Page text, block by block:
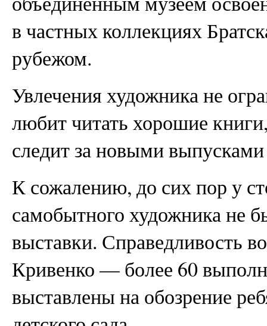
в частных коллекциях
рубежом.
Увлечения художника не
любит читать хорошие
следит за новыми
К сожалению, до сих пор у
самобытного художника не
выставки. Справедливость
Кривенко — более 60
выставлены на обозрение